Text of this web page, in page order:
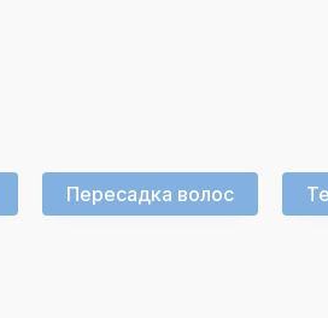
Пересадка волос